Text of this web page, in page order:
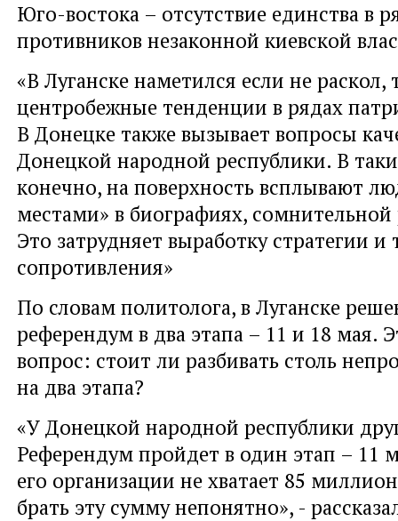
Юго-востока – отсутствие единства в
противников незаконной киевской
«В Луганске наметился если не раскол,
центробежные тенденции в рядах
В Донецке также вызывает вопросы
Донецкой народной республики. В
конечно, на поверхность всплывают
местами» в биографиях, сомнительной
Это затрудняет выработку стратегии и
сопротивления»
По словам политолога, в Луганске
референдум в два этапа – 11 и 18 мая.
вопрос: стоит ли разбивать столь
на два этапа?
«У Донецкой народной республики
Референдум пройдет в один этап – 11
его организации не хватает 85
брать эту сумму непонятно», -